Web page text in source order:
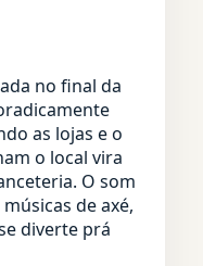
no final da
as lojas e o
o local vira
O som
de axé,
diverte prá